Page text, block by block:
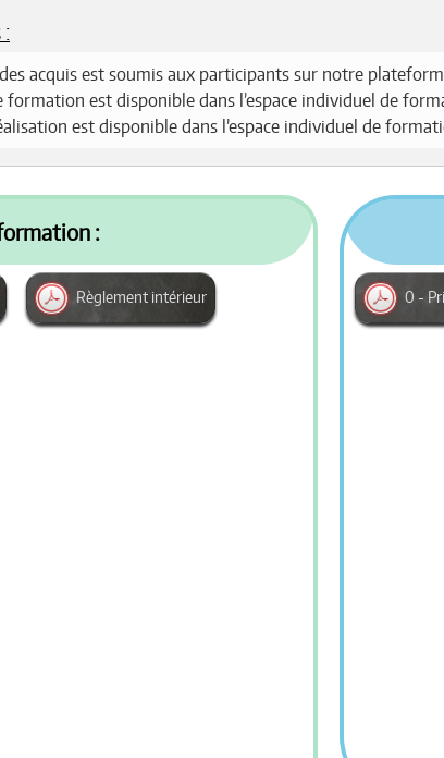
:
acquis est soumis aux participants sur notre
est disponible dans l’espace individuel de
est disponible dans l’espace individuel de
:
Règlement intérieur 0 -